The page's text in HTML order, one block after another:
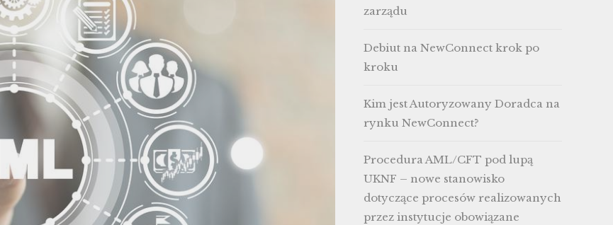
zarządu
Debiut na NewConnect krok po
kroku
Kim jest Autoryzowany Doradca na
rynku NewConnect?
Procedura AML/CFT pod lupą
UKNF – nowe stanowisko
dotyczące procesów realizowanych
przez instytucje obowiązane